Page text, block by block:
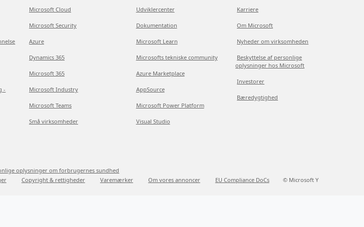
-
Microsoft Cloud
Microsoft Security
Azure
Dynamics 365
Microsoft 365
Microsoft Industry
Microsoft Teams
Små virksomheder
Udviklercenter
Dokumentation
Microsoft Learn
Microsofts tekniske community
Azure Marketplace
AppSource
Microsoft Power Platform
Visual Studio
Karriere
Om Microsoft
Nyheder om virksomheden
Beskyttelse af personlige
oplysninger hos Microsoft
Investorer
Bæredygtighed
oplysninger om forbrugernes sundhed
Copyright & rettigheder Varemærker Om vores annoncer EU Compliance DoCs © Microsoft Y